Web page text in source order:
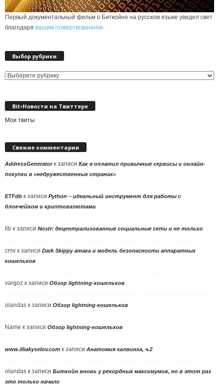
Первый документальный фильм о Биткойне на русском языке увидел свет
благодаря вашим пожертвованиям.
Выбор рубрики
Выбор
Bit•Новости на Твиттере
Мои твиты
Свежие комментарии
AddressGeneratorк записи Как я оплатил привычные сервисы и онлайн-
покупки в «недружественных странах»
ETFdb к записи Python – идеальный инструмент для работы с
блокчейном и криптовалютами
llb к записи Nostr: децентрализованные социальные сети и не только
cmv к записи Dark Skippy атака и модель безопасности аппаратных
кошельков
vargoz к записи Обзор lightning-кошельков
olandas к записи Обзор lightning-кошельков
Name к записи Обзор lightning-кошельков
www.illiakyselov.com к записи Анатомия халвинга, ч.2
olandas к записи Биткойн вновь у рекордных максимумов, но в этот раз
это только начало